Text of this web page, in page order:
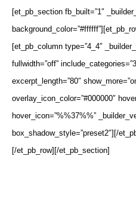
[et_pb_section fb_built=”1″
[et_pb_column type=”4_4″
fullwidth=”off”
excerpt_length=”80″
overlay_icon_color=”#000000″
hover_icon=”%%37%%”
box_shadow_style=”preset2″][/
[/et_pb_row][/et_pb_section]